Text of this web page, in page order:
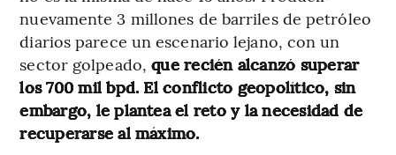
nuevamente 3 millones de barriles de petróleo
diarios parece un escenario lejano, con un
sector golpeado,que recién alcanzó superar
los 700 mil bpd. El conflicto geopolítico, sin
embargo, le plantea el reto y la necesidad de
recuperarse al máximo.